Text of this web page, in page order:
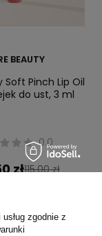
BEAUTY
Soft Pinch Lip Oil
do ust, 3 ml
0.0
zł115,00 zł
zgodnie z